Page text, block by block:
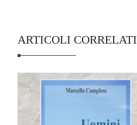
ARTICOLI CORRELATI